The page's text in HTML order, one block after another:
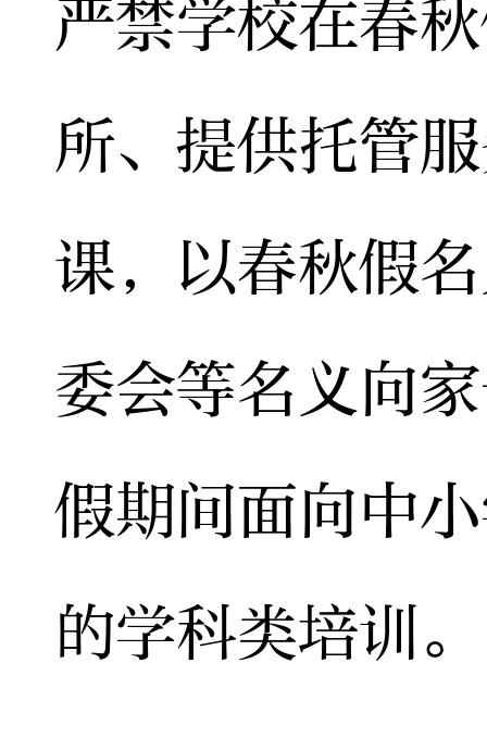
严禁学校在春
所、提供托管
课，以春秋假
委会等名义向
假期间面向中
的学科类培训。